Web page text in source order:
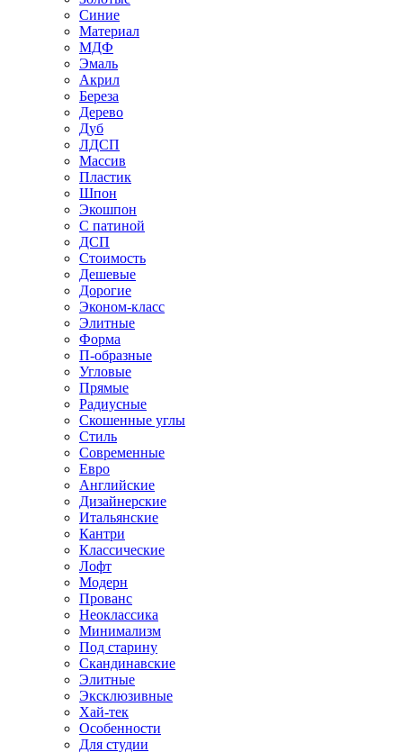
Синие
Материал
МДФ
Эмаль
Акрил
Береза
Дерево
Дуб
ЛДСП
Массив
Пластик
Шпон
Экошпон
С патиной
ДСП
Стоимость
Дешевые
Дорогие
Эконом-класс
Элитные
Форма
П-образные
Угловые
Прямые
Радиусные
Скошенные углы
Стиль
Современные
Евро
Английские
Дизайнерские
Итальянские
Кантри
Классические
Лофт
Модерн
Прованс
Неоклассика
Минимализм
Под старину
Скандинавские
Элитные
Эксклюзивные
Хай-тек
Особенности
Для студии